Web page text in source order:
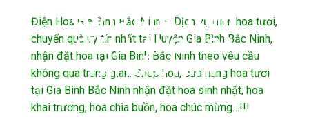
Điện Hoa Gia Bình Bắc Ninh – Dịch vụ điện hoa tươi,
chuyển quà uy tín nhất tại Huyện Gia Bình Bắc Ninh,
nhận đặt hoa tại Gia Bình Bắc Ninh theo yêu cầu
không qua trung gian. Shop hoa, cửa hàng hoa tươi
tại Gia Bình Bắc Ninh nhận đặt hoa sinh nhật, hoa
khai trương, hoa chia buồn, hoa chúc mừng…!!!